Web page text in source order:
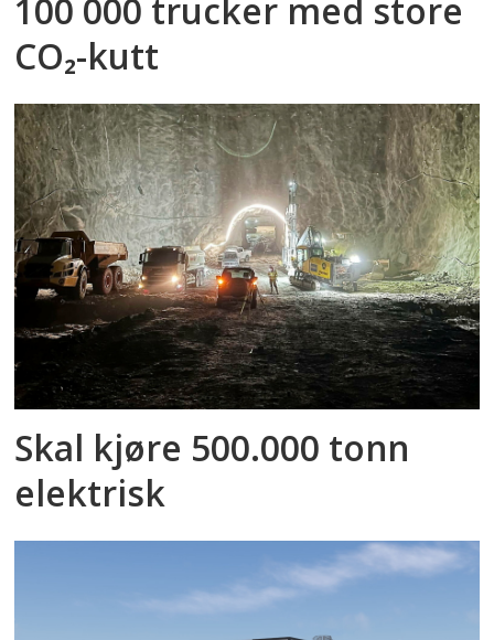
100 000 trucker med store
CO₂-kutt
Skal kjøre 500.000 tonn
elektrisk